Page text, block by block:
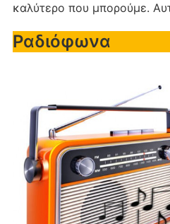
καλύτερο που μπορούμε.
Ραδιόφωνα